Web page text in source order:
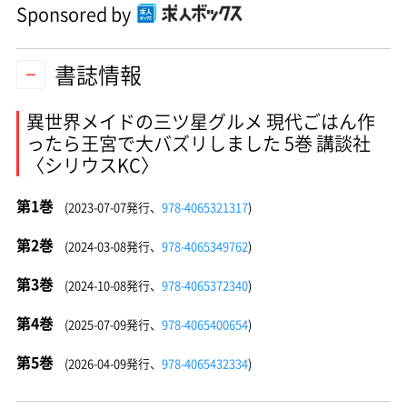
Sponsored by
書誌情報
異世界メイドの三ツ星グルメ 現代ごはん作
ったら王宮で大バズリしました 5巻 講談社
〈シリウスKC〉
第1巻 (2023-07-07発行、 978-4065321317)
第2巻 (2024-03-08発行、 978-4065349762)
第3巻 (2024-10-08発行、 978-4065372340)
第4巻 (2025-07-09発行、 978-4065400654)
第5巻 (2026-04-09発行、 978-4065432334)